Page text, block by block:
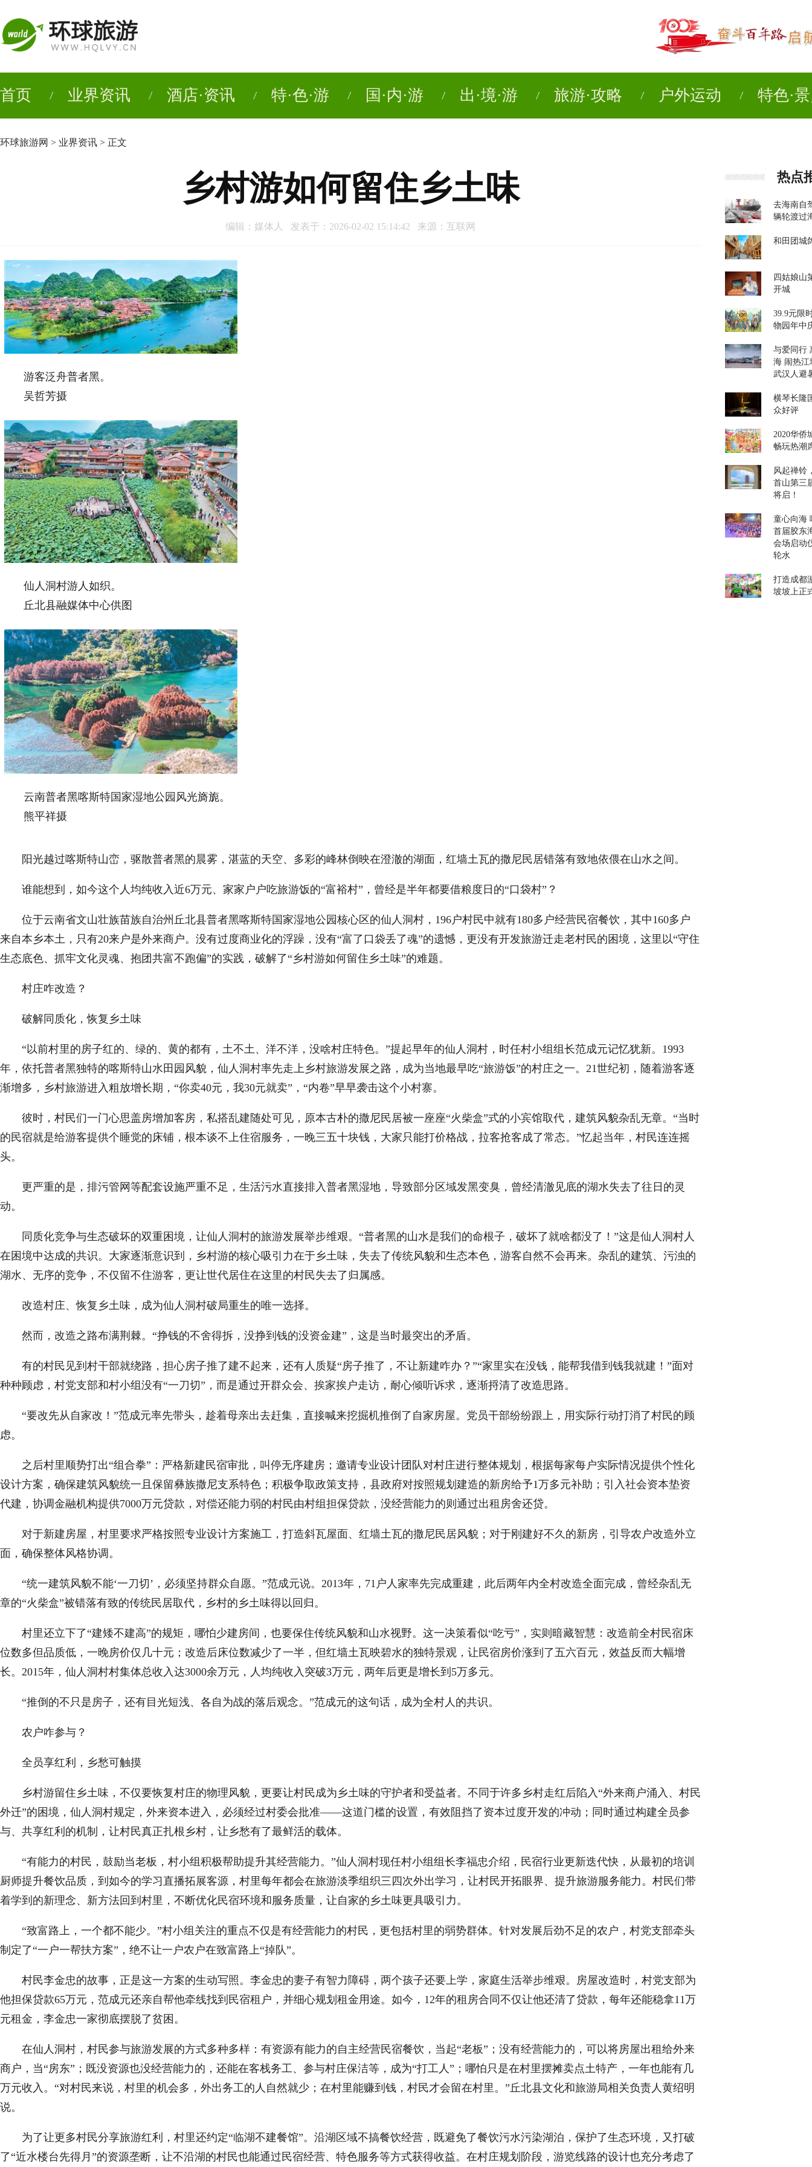
首页 业界资讯 酒店·资讯 特·色·游 国·内·游 出·境·游 旅游·攻略 户外运动 特色·
环球旅游网 > 业界资讯 > 正文
乡村游如何留住乡土味
编辑：媒体人 发表于：2026-02-02 15:14:42 来源：互联网
游客泛舟普者黑。
吴哲芳摄
仙人洞村游人如织。
丘北县融媒体中心供图
云南普者黑喀斯特国家湿地公园风光旖旎。
熊平祥摄
阳光越过喀斯特山峦，驱散普者黑的晨雾，湛蓝的天空、多彩的峰林倒映在澄澈的湖面，红墙土瓦的撒尼民居错落有致地依偎在山水之间。
谁能想到，如今这个人均纯收入近6万元、家家户户吃旅游饭的“富裕村”，曾经是半年都要借粮度日的“口袋村”？
位于云南省文山壮族苗族自治州丘北县普者黑喀斯特国家湿地公园核心区的仙人洞村，196户村民中就有180多户经营民宿餐饮，其中160多户
来自本乡本土，只有20来户是外来商户。没有过度商业化的浮躁，没有“富了口袋丢了魂”的遗憾，更没有开发旅游迁走老村民的困境，这里以“守住
生态底色、抓牢文化灵魂、抱团共富不跑偏”的实践，破解了“乡村游如何留住乡土味”的难题。
村庄咋改造？
破解同质化，恢复乡土味
“以前村里的房子红的、绿的、黄的都有，土不土、洋不洋，没啥村庄特色。”提起早年的仙人洞村，时任村小组组长范成元记忆犹新。1993
年，依托普者黑独特的喀斯特山水田园风貌，仙人洞村率先走上乡村旅游发展之路，成为当地最早吃“旅游饭”的村庄之一。21世纪初，随着游客逐
渐增多，乡村旅游进入粗放增长期，“你卖40元，我30元就卖”，“内卷”早早袭击这个小村寨。
彼时，村民们一门心思盖房增加客房，私搭乱建随处可见，原本古朴的撒尼民居被一座座“火柴盒”式的小宾馆取代，建筑风貌杂乱无章。“当时
的民宿就是给游客提供个睡觉的床铺，根本谈不上住宿服务，一晚三五十块钱，大家只能打价格战，拉客抢客成了常态。”忆起当年，村民连连摇
头。
更严重的是，排污管网等配套设施严重不足，生活污水直接排入普者黑湿地，导致部分区域发黑变臭，曾经清澈见底的湖水失去了往日的灵
动。
同质化竞争与生态破坏的双重困境，让仙人洞村的旅游发展举步维艰。“普者黑的山水是我们的命根子，破坏了就啥都没了！”这是仙人洞村人
在困境中达成的共识。大家逐渐意识到，乡村游的核心吸引力在于乡土味，失去了传统风貌和生态本色，游客自然不会再来。杂乱的建筑、污浊的
湖水、无序的竞争，不仅留不住游客，更让世代居住在这里的村民失去了归属感。
改造村庄、恢复乡土味，成为仙人洞村破局重生的唯一选择。
然而，改造之路布满荆棘。“挣钱的不舍得拆，没挣到钱的没资金建”，这是当时最突出的矛盾。
有的村民见到村干部就绕路，担心房子推了建不起来，还有人质疑“房子推了，不让新建咋办？”“家里实在没钱，能帮我借到钱我就建！”面对
种种顾虑，村党支部和村小组没有“一刀切”，而是通过开群众会、挨家挨户走访，耐心倾听诉求，逐渐捋清了改造思路。
“要改先从自家改！”范成元率先带头，趁着母亲出去赶集，直接喊来挖掘机推倒了自家房屋。党员干部纷纷跟上，用实际行动打消了村民的顾
虑。
之后村里顺势打出“组合拳”：严格新建民宿审批，叫停无序建房；邀请专业设计团队对村庄进行整体规划，根据每家每户实际情况提供个性化
设计方案，确保建筑风貌统一且保留彝族撒尼支系特色；积极争取政策支持，县政府对按照规划建造的新房给予1万多元补助；引入社会资本垫资
代建，协调金融机构提供7000万元贷款，对偿还能力弱的村民由村组担保贷款，没经营能力的则通过出租房舍还贷。
对于新建房屋，村里要求严格按照专业设计方案施工，打造斜瓦屋面、红墙土瓦的撒尼民居风貌；对于刚建好不久的新房，引导农户改造外立
面，确保整体风格协调。
“统一建筑风貌不能‘一刀切’，必须坚持群众自愿。”范成元说。2013年，71户人家率先完成重建，此后两年内全村改造全面完成，曾经杂乱无
章的“火柴盒”被错落有致的传统民居取代，乡村的乡土味得以回归。
村里还立下了“建矮不建高”的规矩，哪怕少建房间，也要保住传统风貌和山水视野。这一决策看似“吃亏”，实则暗藏智慧：改造前全村民宿床
位数多但品质低，一晚房价仅几十元；改造后床位数减少了一半，但红墙土瓦映碧水的独特景观，让民宿房价涨到了五六百元，效益反而大幅增
长。2015年，仙人洞村村集体总收入达3000余万元，人均纯收入突破3万元，两年后更是增长到5万多元。
“推倒的不只是房子，还有目光短浅、各自为战的落后观念。”范成元的这句话，成为全村人的共识。
农户咋参与？
全员享红利，乡愁可触摸
乡村游留住乡土味，不仅要恢复村庄的物理风貌，更要让村民成为乡土味的守护者和受益者。不同于许多乡村走红后陷入“外来商户涌入、村民
外迁”的困境，仙人洞村规定，外来资本进入，必须经过村委会批准——这道门槛的设置，有效阻挡了资本过度开发的冲动；同时通过构建全员参
与、共享红利的机制，让村民真正扎根乡村，让乡愁有了最鲜活的载体。
“有能力的村民，鼓励当老板，村小组积极帮助提升其经营能力。”仙人洞村现任村小组组长李福忠介绍，民宿行业更新迭代快，从最初的培训
厨师提升餐饮品质，到如今的学习直播拓展客源，村里每年都会在旅游淡季组织三四次外出学习，让村民开拓眼界、提升旅游服务能力。村民们带
着学到的新理念、新方法回到村里，不断优化民宿环境和服务质量，让自家的乡土味更具吸引力。
“致富路上，一个都不能少。”村小组关注的重点不仅是有经营能力的村民，更包括村里的弱势群体。针对发展后劲不足的农户，村党支部牵头
制定了“一户一帮扶方案”，绝不让一户农户在致富路上“掉队”。
村民李金忠的故事，正是这一方案的生动写照。李金忠的妻子有智力障碍，两个孩子还要上学，家庭生活举步维艰。房屋改造时，村党支部为
他担保贷款65万元，范成元还亲自帮他牵线找到民宿租户，并细心规划租金用途。如今，12年的租房合同不仅让他还清了贷款，每年还能稳拿11万
元租金，李金忠一家彻底摆脱了贫困。
在仙人洞村，村民参与旅游发展的方式多种多样：有资源有能力的自主经营民宿餐饮，当起“老板”；没有经营能力的，可以将房屋出租给外来
商户，当“房东”；既没资源也没经营能力的，还能在客栈务工、参与村庄保洁等，成为“打工人”；哪怕只是在村里摆摊卖点土特产，一年也能有几
万元收入。“对村民来说，村里的机会多，外出务工的人自然就少；在村里能赚到钱，村民才会留在村里。”丘北县文化和旅游局相关负责人黄绍明
说。
为了让更多村民分享旅游红利，村里还约定“临湖不建餐馆”。沿湖区域不搞餐饮经营，既避免了餐饮污水污染湖泊，保护了生态环境，又打破
了“近水楼台先得月”的资源垄断，让不沿湖的村民也能通过民宿经营、特色服务等方式获得收益。在村庄规划阶段，游览线路的设计也充分考虑了
热点
去海南自
辆轮渡过
和田团城
四姑娘山
开城
39.9元限
物园年中
与爱同行
海 闹热
武汉人避
横琴长隆
众好评
2020华侨
畅玩热潮
风起禅铃
首山第三
将启！
童心向海
首届胶东
会场启动
轮水
打造成都
坡坡上正